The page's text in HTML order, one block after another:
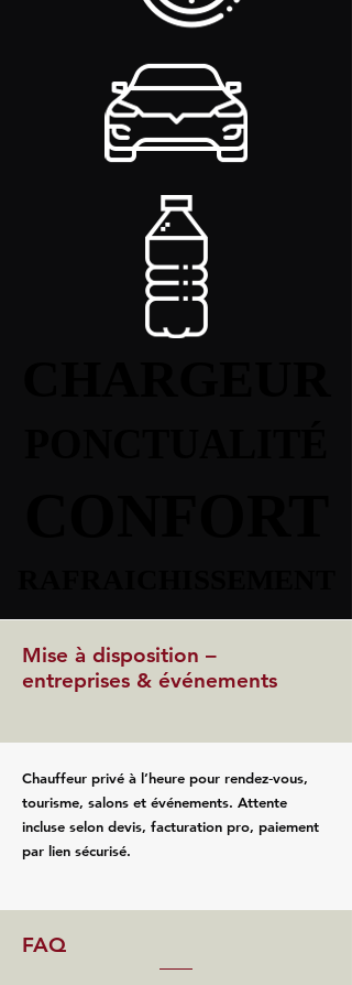
Mise à disposition –
entreprises & événements
Chauffeur privé à l’heure pour rendez‑vous,
tourisme, salons et événements. Attente
incluse selon devis, facturation pro, paiement
par lien sécurisé.
FAQ